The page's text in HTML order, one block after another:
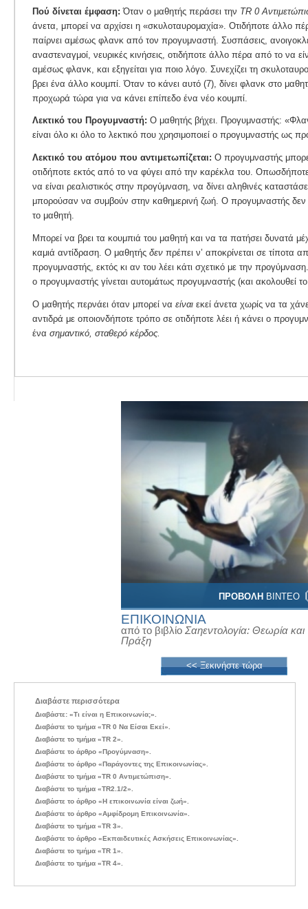
ΠΡΟΒΟΛΗ ΒΙΝΤΕΟ
ΕΠΙΚΟΙΝΩΝΙΑ
από το βιβλίο Σαηεντολογία: Θεωρία και
Πράξη
<< Ξεκινήστε τώρα
Πού δίνεται έμφαση: Όταν ο μαθητής περάσει την TR 0
άνετα, μπορεί να αρχίσει η «σκυλοταυρομαχία». Οτιδήποτε άλλο
παίρνει αμέσως φλανκ από τον προγυμναστή. Συσπάσεις,
αναστεναγμοί, νευρικές κινήσεις, οτιδήποτε άλλο πέρα από το να
αμέσως φλανκ, και εξηγείται για ποιο λόγο. Συνεχίζει τη
βρει ένα άλλο κουμπί. Όταν το κάνει αυτό (7), δίνει φλανκ στο
προχωρά τώρα για να κάνει επίπεδο ένα νέο κουμπί.
Λεκτικό του Προγυμναστή: Ο μαθητής βήχει. Προγυμναστής:
είναι όλο κι όλο το λεκτικό που χρησιμοποιεί ο προγυμναστής ως
Λεκτικό του ατόμου που αντιμετωπίζεται: Ο προγυμναστής
οτιδήποτε εκτός από το να φύγει από την καρέκλα του.
να είναι ρεαλιστικός στην προγύμναση, να δίνει αληθινές
μπορούσαν να συμβούν στην καθημερινή ζωή. Ο προγυμναστής δεν
το μαθητή.
Μπορεί να βρει τα κουμπιά του μαθητή και να τα πατήσει δυνατά
καμιά αντίδραση. Ο μαθητής δεν πρέπει ν’ αποκρίνεται σε τίποτα
προγυμναστής, εκτός κι αν του λέει κάτι σχετικό με την
ο προγυμναστής γίνεται αυτομάτως προγυμναστής (και ακολουθεί
Ο μαθητής περνάει όταν μπορεί να είναι εκεί άνετα χωρίς να τα
αντιδρά με οποιονδήποτε τρόπο σε οτιδήποτε λέει ή κάνει ο
ένα σημαντικό, σταθερό κέρδος.
Διαβάστε περισσότερα
Διαβάστε: «Τι είναι η Επικοινωνία;».
Διαβάστε το τμήμα «TR 0 Να Είσαι Εκεί».
Διαβάστε το τμήμα «TR 2».
Διαβάστε το άρθρο «Προγύμναση».
Διαβάστε το άρθρο «Παράγοντες της Επικοινωνίας».
Διαβάστε το τμήμα «TR 0 Αντιμετώπιση».
Διαβάστε το τμήμα «TR2.1/2».
Διαβάστε το άρθρο «Η επικοινωνία είναι ζωή».
Διαβάστε το άρθρο «Αμφίδρομη Επικοινωνία».
Διαβάστε το τμήμα «TR 3».
Διαβάστε το άρθρο «Εκπαιδευτικές Ασκήσεις Επικοινωνίας».
Διαβάστε το τμήμα «TR 1».
Διαβάστε το τμήμα «TR 4».